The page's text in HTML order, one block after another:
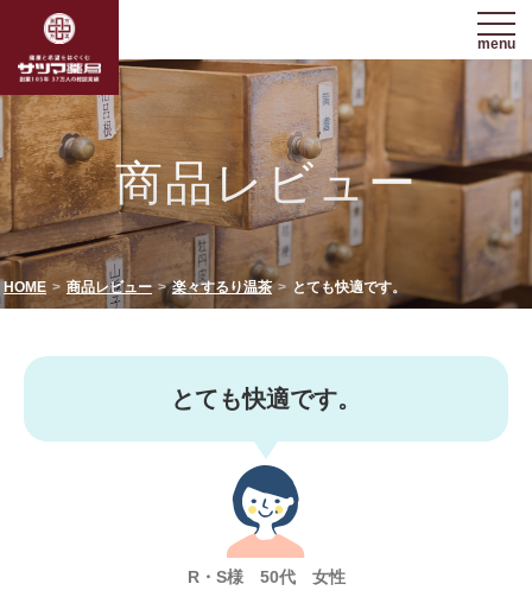
menu
商品レビュー
HOME 商品レビュー 楽々するり温茶 とても快適です。
とても快適です。
R・S様 50代 女性